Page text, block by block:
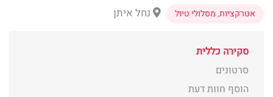
אטרקציות,מסלולי טיול נחל איתן
סקירה כללית
סרטונים
הוסף חוות דעת